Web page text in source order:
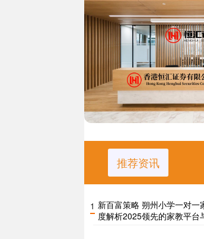
推荐资讯
1 新百富策略 朔州小学一对
度解析2025领先的家教平台